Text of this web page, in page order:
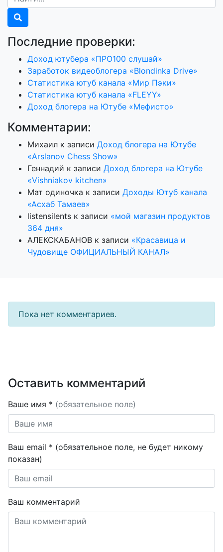
Последние проверки:
Доход ютубера «ПРО100 слушай»
Заработок видеоблогера «Blondinka Drive»
Статистика ютуб канала «Мир Пэки»
Статистика ютуб канала «FLEYY»
Доход блогера на Ютубе «Мефисто»
Комментарии:
Михаил к записи Доход блогера на Ютубе
«Arslanov Chess Show»
Геннадий к записи Доход блогера на Ютубе
«Vishniakov kitchen»
Мат одиночка к записи Доходы Ютуб канала
«Асхаб Тамаев»
listensilents к записи «мой магазин продуктов
364 дня»
АЛЕКСКАБАНОВ к записи «Красавица и
Чудовище ОФИЦИАЛЬНЫЙ КАНАЛ»
Пока нет комментариев.
Оставить комментарий
Ваше имя * (обязательное поле)
Ваш email * (обязательное поле, не будет никому
показан)
Ваш комментарий